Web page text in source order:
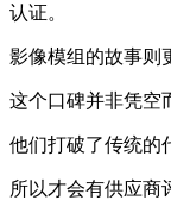
认证。
影像模组的故事则
这个口碑并非凭空
他们打破了传统的
所以才会有供应商